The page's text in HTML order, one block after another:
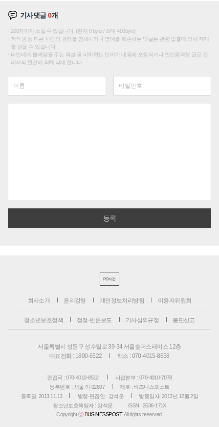
기사댓글0개
200자까지 쓰실 수 있습니다. (현재 0 byte / 최대 400byte)
저작권 등 다른 사람의 권리를 침해하거나 명예를 훼손하는 댓글은 관련 법률에 의해 제재
를 받을 수 있습니다.
타인에게 불쾌감을 주는 욕설 등 비하하는 단어가 내용에 포함되거나 인신공격성 글은 관
리자의 판단에 의해 삭제 합니다.
PC버전
회사소개 윤리강령 개인정보처리방침 이용자위원회
청소년보호정책 정정·반론보도 기사심의규정 불편신고
서울특별시 성동구 성수일로 39-34 서울숲더스페이스 12층
대표전화 : 1800-6522
팩스 : 070-4015-8658
편집국 : 070-4010-8512
사업본부 : 070-4010-7078
등록번호 : 서울 아 02897
제호 : 비즈니스포스트
등록일: 2013.11.13
발행·편집인 : 강석운
발행일자: 2013년 12월 2일
청소년보호책임자 : 강석운
ISSN : 2636-171X
Copyright ⓒ BUSINESSPOST. All rights reserved.